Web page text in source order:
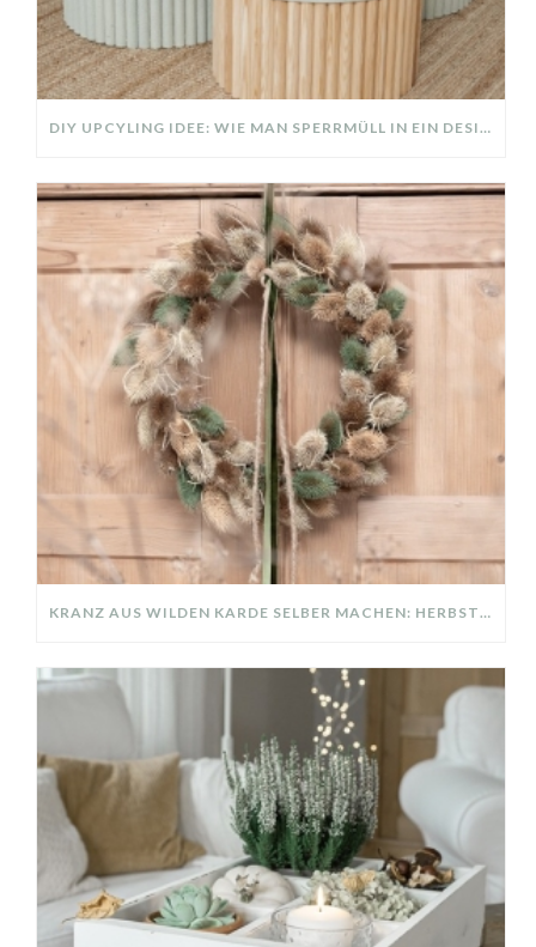
DIY UPCYLING IDEE: WIE MAN SPERRMÜLL IN EIN DESIGNER TEIL VERWANDELT
KRANZ AUS WILDEN KARDE SELBER MACHEN: HERBSTDEKO GANZ EINFACH